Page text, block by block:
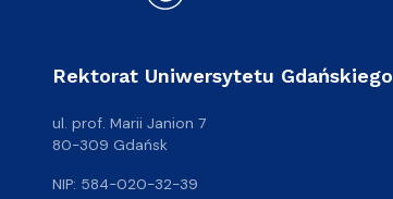
Rektorat Uniwersytetu Gdańskiego
ul. prof. Marii Janion 7
80-309 Gdańsk
NIP: 584-020-32-39